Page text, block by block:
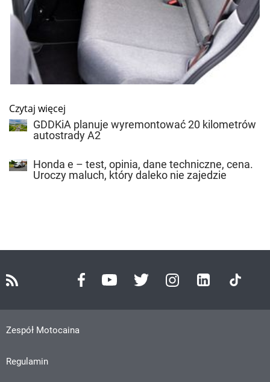
Czytaj więcej
GDDKiA planuje wyremontować 20 kilometrów
autostrady A2
Honda e – test, opinia, dane techniczne, cena.
Uroczy maluch, który daleko nie zajedzie
Zespół Motocaina
Regulamin